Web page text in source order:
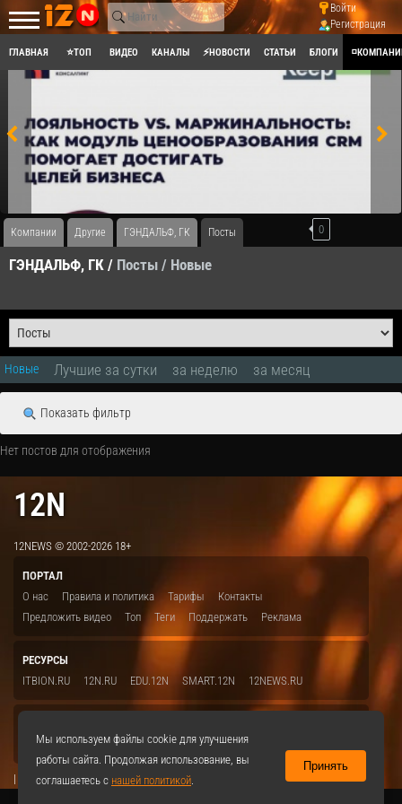
Войти
Регистрация
ГЛАВНАЯ ⭐ТОП ВИДЕО КАНАЛЫ ⚡НОВОСТИ СТАТЬИ БЛОГИ
Компании Другие ГЭНДАЛЬФ, ГК Посты
ГЭНДАЛЬФ, ГК / Посты / Новые
0
Новые Лучшие за сутки за неделю за месяц
Показать фильтр
Нет постов для отображения
12N
12NEWS © 2002-2026 18+
ПОРТАЛ
О нас
Правила и политика Тарифы
Контакты
Предложить видео
Топ Теги Поддержать Реклама
РЕСУРСЫ
ITBION.RU
12N.RU EDU.12N SMART.12N 12NEWS.RU
VKontakte
|
Мы используем файлы cookie для улучшения
работы сайта. Продолжая использование, вы
соглашаетесь с нашей политикой.
Принять